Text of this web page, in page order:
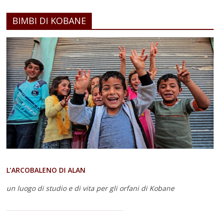
BIMBI DI KOBANE
L’ARCOBALENO DI ALAN
un luogo di studio e di vita per gli orfani di Kobane